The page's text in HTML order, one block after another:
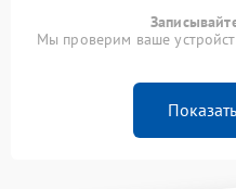
Мы проверим ваше